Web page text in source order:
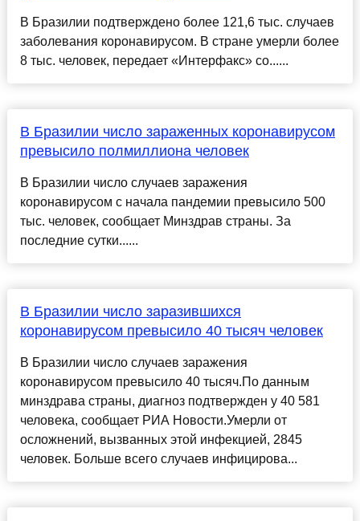
В Бразилии подтверждено более 121,6 тыс. случаев
заболевания коронавирусом. В стране умерли более
8 тыс. человек, передает «Интерфакс» со......
В Бразилии число зараженных коронавирусом
превысило полмиллиона человек
В Бразилии число случаев заражения
коронавирусом с начала пандемии превысило 500
тыс. человек, сообщает Минздрав страны. За
последние сутки......
В Бразилии число заразившихся
коронавирусом превысило 40 тысяч человек
В Бразилии число случаев заражения
коронавирусом превысило 40 тысяч.По данным
минздрава страны, диагноз подтвержден у 40 581
человека, сообщает РИА Новости.Умерли от
осложнений, вызванных этой инфекцией, 2845
человек. Больше всего случаев инфицирова...